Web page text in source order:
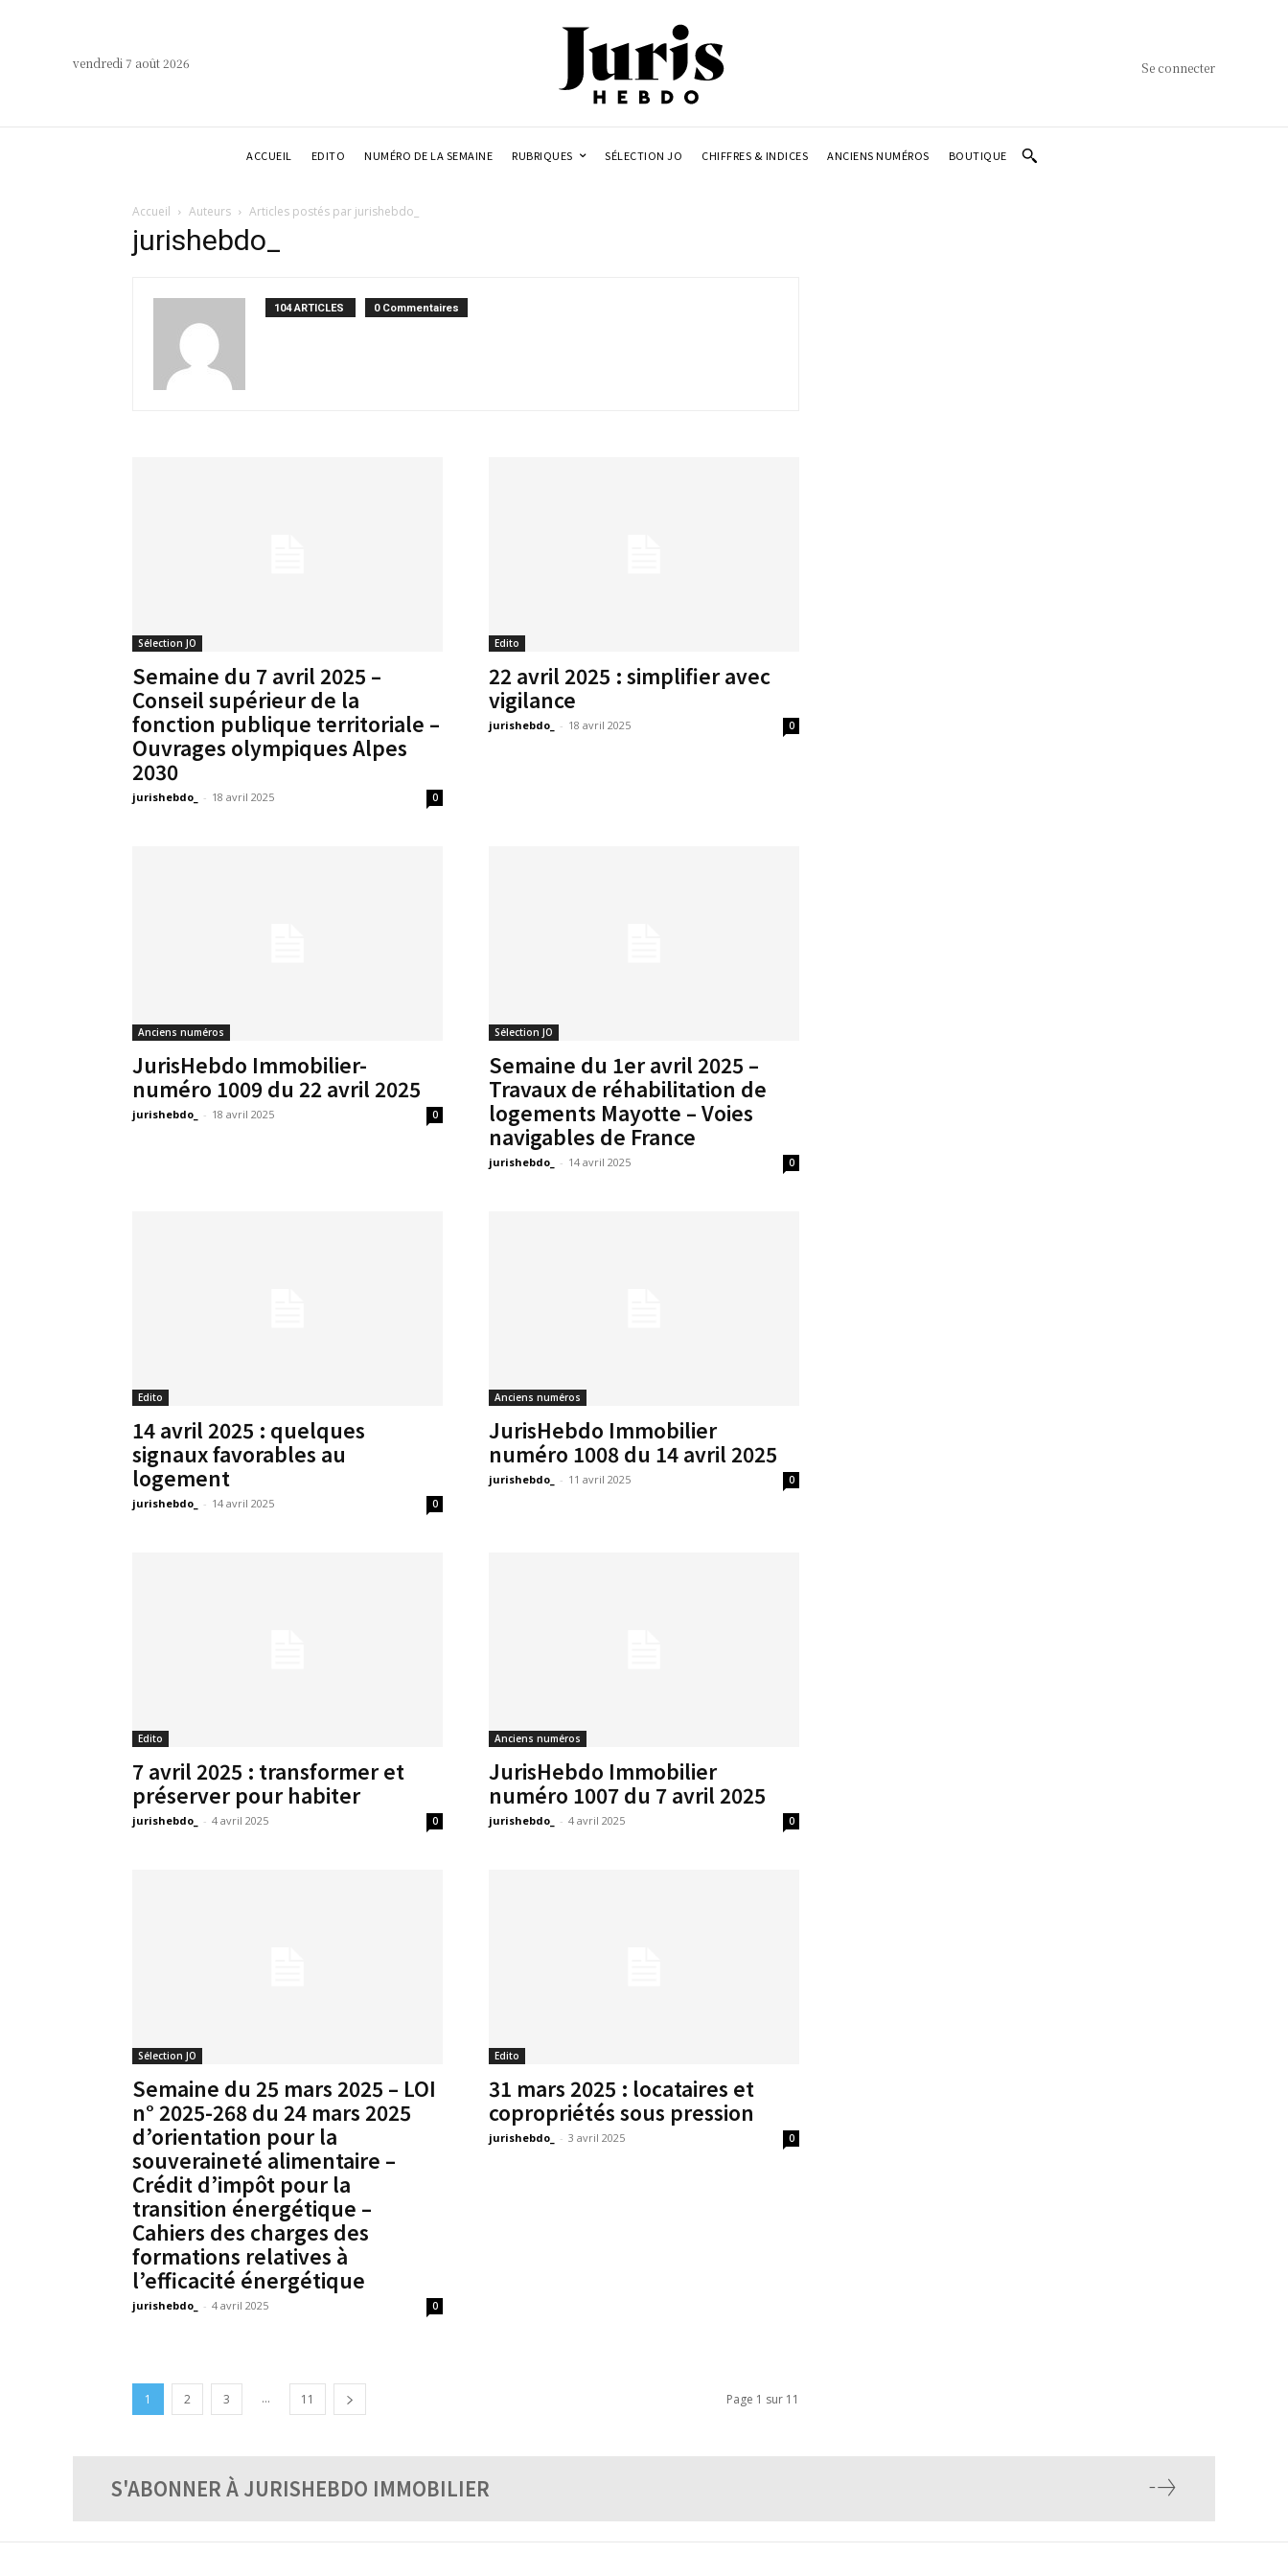
vendredi 7 août 2026 Se connecter
ACCUEIL EDITO NUMÉRO DE LA SEMAINE RUBRIQUES SÉLECTION JO CHIFFRES & INDICES ANCIENS NUMÉROS BOUTIQUE
Accueil Auteurs Articles postés par jurishebdo_
jurishebdo_
104 ARTICLES 0 Commentaires
Sélection JO
Semaine du 7 avril 2025 –
Conseil supérieur de la
fonction publique territoriale –
Ouvrages olympiques Alpes
2030
jurishebdo_ - 18 avril 2025 0
Edito
22 avril 2025 : simplifier avec
vigilance
jurishebdo_ - 18 avril 2025 0
Anciens numéros
JurisHebdo Immobilier-
numéro 1009 du 22 avril 2025
jurishebdo_ - 18 avril 2025 0
Sélection JO
Semaine du 1er avril 2025 –
Travaux de réhabilitation de
logements Mayotte – Voies
navigables de France
jurishebdo_ - 14 avril 2025 0
Edito
14 avril 2025 : quelques
signaux favorables au
logement
jurishebdo_ - 14 avril 2025 0
Anciens numéros
JurisHebdo Immobilier
numéro 1008 du 14 avril 2025
jurishebdo_ - 11 avril 2025 0
Edito
7 avril 2025 : transformer et
préserver pour habiter
jurishebdo_ - 4 avril 2025 0
Anciens numéros
JurisHebdo Immobilier
numéro 1007 du 7 avril 2025
jurishebdo_ - 4 avril 2025 0
Sélection JO
Semaine du 25 mars 2025 – LOI
n° 2025-268 du 24 mars 2025
d’orientation pour la
souveraineté alimentaire –
Crédit d’impôt pour la
transition énergétique –
Cahiers des charges des
formations relatives à
l’efficacité énergétique
jurishebdo_ - 4 avril 2025 0
Edito
31 mars 2025 : locataires et
copropriétés sous pression
jurishebdo_ - 3 avril 2025 0
1 2 3 ... 11 Page 1 sur 11
S'ABONNER À JURISHEBDO IMMOBILIER